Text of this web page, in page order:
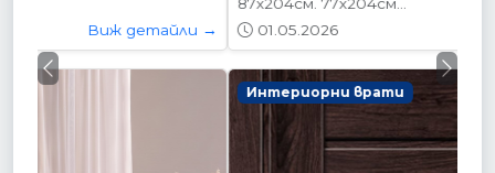
01.05.2026
Виж детайли →
Previous Next